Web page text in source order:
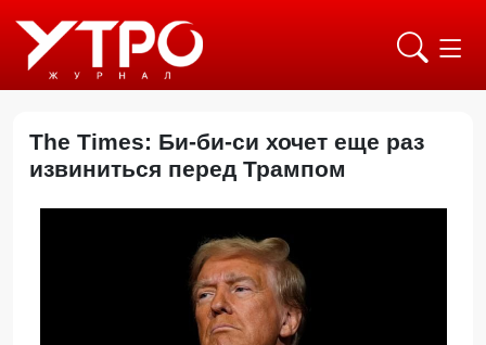
The Times: Би-би-си хочет еще раз
извиниться перед Трампом